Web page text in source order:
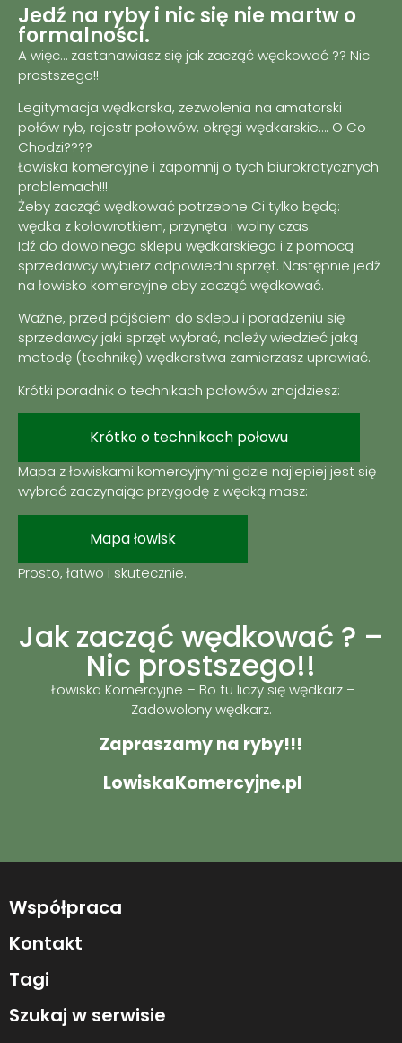
Jedź na ryby i nic się nie martw o
formalności.
A więc… zastanawiasz się jak zacząć wędkować ?? Nic
prostszego!!
Legitymacja wędkarska, zezwolenia na amatorski
połów ryb, rejestr połowów, okręgi wędkarskie…. O Co
Chodzi????
Łowiska komercyjne i zapomnij o tych biurokratycznych
problemach!!!
Żeby zacząć wędkować potrzebne Ci tylko będą:
wędka z kołowrotkiem, przynęta i wolny czas.
Idź do dowolnego sklepu wędkarskiego i z pomocą
sprzedawcy wybierz odpowiedni sprzęt. Następnie jedź
na łowisko komercyjne aby zacząć wędkować.
Ważne, przed pójściem do sklepu i poradzeniu się
sprzedawcy jaki sprzęt wybrać, należy wiedzieć jaką
metodę (technikę) wędkarstwa zamierzasz uprawiać.
Krótki poradnik o technikach połowów znajdziesz:
Krótko o technikach połowu
Mapa z łowiskami komercyjnymi gdzie najlepiej jest się
wybrać zaczynając przygodę z wędką masz:
Mapa łowisk
Prosto, łatwo i skutecznie.
Jak zacząć wędkować ? –
Nic prostszego!!
Łowiska Komercyjne – Bo tu liczy się wędkarz –
Zadowolony wędkarz.
Zapraszamy na ryby!!!
LowiskaKomercyjne.pl
Współpraca
Kontakt
Tagi
Szukaj w serwisie